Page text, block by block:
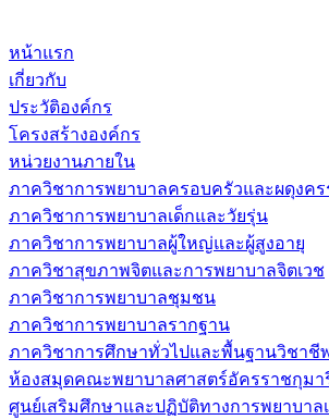
หน้าแรก
เกี่ยวกับ
ประวัติองค์กร
โครงสร้างองค์กร
หน่วยงานภายใน
ภาควิชาการพยาบาลครอบครัวและผดุงคร
ภาควิชาการพยาบาลเด็กและวัยรุ่น
ภาควิชาการพยาบาลผู้ใหญ่และผู้สูงอายุ
ภาควิชาสุขภาพจิตและการพยาบาลจิตเวช
ภาควิชาการพยาบาลชุมชน
ภาควิชาการพยาบาลรากฐาน
ภาควิชาการศึกษาทั่วไปและพื้นฐานวิชาชี
ห้องสมุดคณะพยาบาลศาสตร์อัครราชกุมา
ศูนย์เสริมศึกษาและปฏิบัติทางการพยาบาล